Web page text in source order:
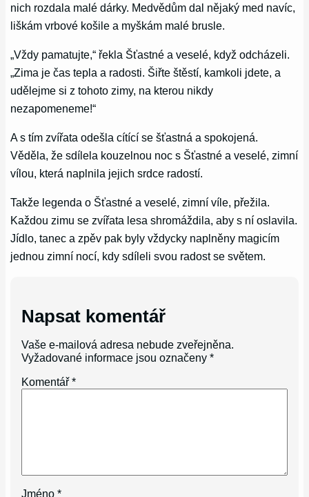
nich rozdala malé dárky. Medvědům dal nějaký med navíc,
liškám vrbové košile a myškám malé brusle.
„Vždy pamatujte,“ řekla Šťastné a veselé, když odcházeli.
„Zima je čas tepla a radosti. Šiřte štěstí, kamkoli jdete, a
udělejme si z tohoto zimy, na kterou nikdy
nezapomeneme!“
A s tím zvířata odešla cítící se šťastná a spokojená.
Věděla, že sdílela kouzelnou noc s Šťastné a veselé, zimní
vílou, která naplnila jejich srdce radostí.
Takže legenda o Šťastné a veselé, zimní víle, přežila.
Každou zimu se zvířata lesa shromáždila, aby s ní oslavila.
Jídlo, tanec a zpěv pak byly vždycky naplněny magicím
jednou zimní nocí, kdy sdíleli svou radost se světem.
Napsat komentář
Vaše e-mailová adresa nebude zveřejněna.
Vyžadované informace jsou označeny*
Komentář*
Jméno*